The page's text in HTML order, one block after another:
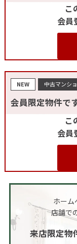
こ
会員
NEW 中古マンシ
会員限定物件で
こ
会員
ホーム
店舗で
来店限定物